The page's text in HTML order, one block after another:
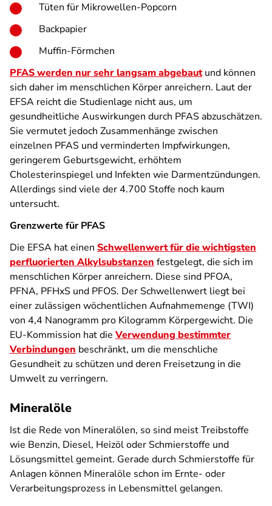
Tüten für Mikrowellen-Popcorn
Backpapier
Muffin-Förmchen
PFAS werden nur sehr langsam abgebautund können
sich daher im menschlichen Körper anreichern. Laut der
EFSA reicht die Studienlage nicht aus, um
gesundheitliche Auswirkungen durch PFAS abzuschätzen.
Sie vermutet jedoch Zusammenhänge zwischen
einzelnen PFAS und verminderten Impfwirkungen,
geringerem Geburtsgewicht, erhöhtem
Cholesterinspiegel und Infekten wie Darmentzündungen.
Allerdings sind viele der 4.700 Stoffe noch kaum
untersucht.
Grenzwerte für PFAS
Die EFSA hat einen Schwellenwert für die wichtigsten
perfluorierten Alkylsubstanzen festgelegt, die sich im
menschlichen Körper anreichern. Diese sind PFOA,
PFNA, PFHxS und PFOS. Der Schwellenwert liegt bei
einer zulässigen wöchentlichen Aufnahmemenge (TWI)
von 4,4 Nanogramm pro Kilogramm Körpergewicht. Die
EU-Kommission hat die Verwendung bestimmter
Verbindungen beschränkt, um die menschliche
Gesundheit zu schützen und deren Freisetzung in die
Umwelt zu verringern.
Mineralöle
Ist die Rede von Mineralölen, so sind meist Treibstoffe
wie Benzin, Diesel, Heizöl oder Schmierstoffe und
Lösungsmittel gemeint. Gerade durch Schmierstoffe für
Anlagen können Mineralöle schon im Ernte- oder
Verarbeitungsprozess in Lebensmittel gelangen.